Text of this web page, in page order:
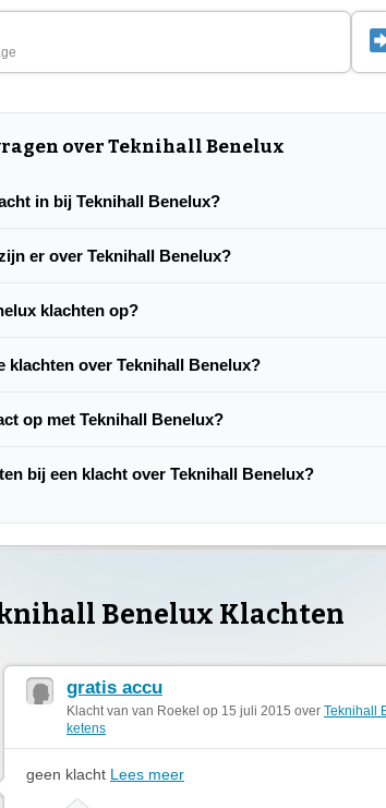
over Teknihall Benelux
in bij Teknihall Benelux?
er over Teknihall Benelux?
klachten op?
klachten over Teknihall Benelux?
op met Teknihall Benelux?
bij een klacht over Teknihall Benelux?
Benelux Klachten
gratis accu
Klacht van van Roekel op 15 juli 2015 over Teknihall
ketens
geen klacht Lees meer